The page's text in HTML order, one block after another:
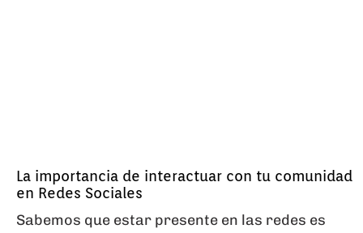
La importancia de interactuar con tu comunidad
en Redes Sociales
Sabemos que estar presente en las redes es